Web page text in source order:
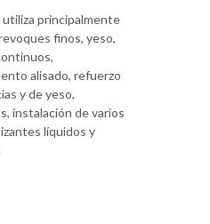
principalmente
finos, yeso,
alisado, refuerzo
y de yeso,
instalación de varios
líquidos y